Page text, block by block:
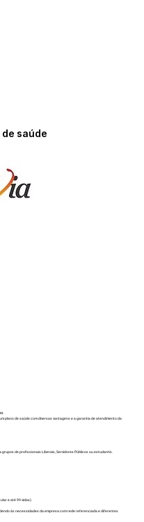
saúde
plano de saúde com diversas vantagens e a garantia de atendimento da
de profissionais Liberais, Servidores Públicos ou estudantis.
e até 99 vidas).
às necessidades da empresa com rede referenciada e diferentes